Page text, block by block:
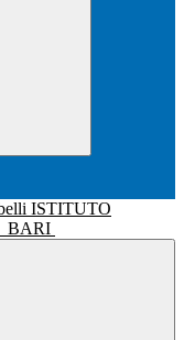
ISTITUTO
BARI